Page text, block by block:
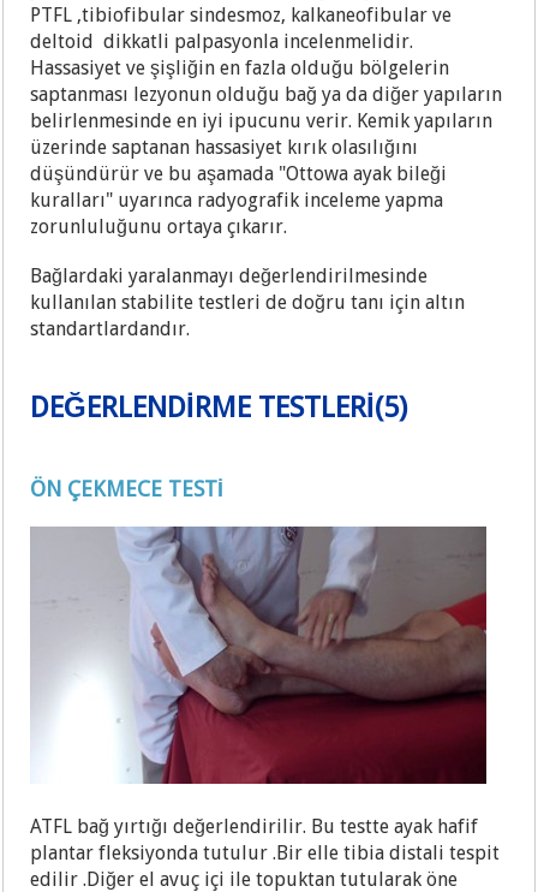
PTFL ,tibiofibular sindesmoz, kalkaneofibular ve
deltoid dikkatli palpasyonla incelenmelidir.
Hassasiyet ve şişliğin en fazla olduğu bölgelerin
saptanması lezyonun olduğu bağ ya da diğer yapıların
belirlenmesinde en iyi ipucunu verir. Kemik yapıların
üzerinde saptanan hassasiyet kırık olasılığını
düşündürür ve bu aşamada "Ottowa ayak bileği
kuralları" uyarınca radyografik inceleme yapma
zorunluluğunu ortaya çıkarır.
Bağlardaki yaralanmayı değerlendirilmesinde
kullanılan stabilite testleri de doğru tanı için altın
standartlardandır.
DEĞERLENDİRME TESTLERİ(5)
ÖN ÇEKMECE TESTİ
ATFL bağ yırtığı değerlendirilir. Bu testte ayak hafif
plantar fleksiyonda tutulur .Bir elle tibia distali tespit
edilir .Diğer el avuç içi ile topuktan tutularak öne